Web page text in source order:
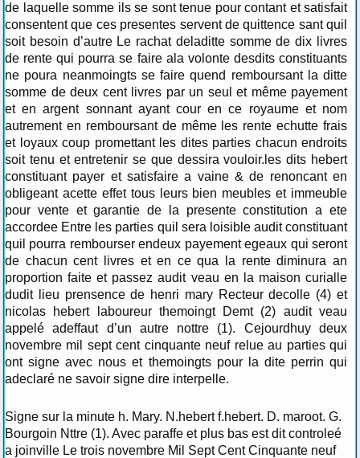
de laquelle somme ils se sont tenue pour contant et satisfait
consentent que ces presentes servent de quittence sant quil
soit besoin d’autre Le rachat deladitte somme de dix livres
de rente qui pourra se faire ala volonte desdits constituants
ne poura neanmoingts se faire quend remboursant la ditte
somme de deux cent livres par un seul et même payement
et en argent sonnant ayant cour en ce royaume et nom
autrement en remboursant de même les rente echutte frais
et loyaux coup promettant les dites parties chacun endroits
soit tenu et entretenir se que dessira vouloir.les dits hebert
constituant payer et satisfaire a vaine & de renoncant en
obligeant acette effet tous leurs bien meubles et immeuble
pour vente et garantie de la presente constitution a ete
accordee Entre les parties quil sera loisible audit constituant
quil pourra rembourser endeux payement egeaux qui seront
de chacun cent livres et en ce qua la rente diminura an
proportion faite et passez audit veau en la maison curialle
dudit lieu prensence de henri mary Recteur decolle (4) et
nicolas hebert laboureur themoingt Demt (2) audit veau
appelé adeffaut d’un autre nottre (1). Cejourdhuy deux
novembre mil sept cent cinquante neuf relue au parties qui
ont signe avec nous et themoingts pour la dite perrin qui
adeclaré ne savoir signe dire interpelle.
Signe sur la minute h. Mary. N.hebert f.hebert. D. maroot. G.
Bourgoin Nttre (1). Avec paraffe et plus bas est dit controleé
a joinville Le trois novembre Mil Sept Cent Cinquante neuf